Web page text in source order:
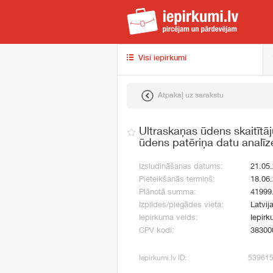
Visi iepirkumi
Atpakaļ uz sarakstu
Ultraskaņas ūdens
ūdens patēriņa datu
Izsludināšanas datums:
Pieteikšanās termiņš:
Plānotā summa:
Izpildes/piegādes vieta:
Iepirkuma veids:
CPV kodi:
Iepirkumi.lv ID: